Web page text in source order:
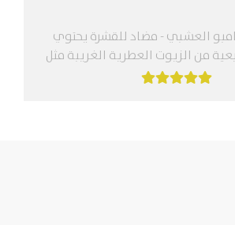
العشبي - مضاد للقشرة يحتوي
من الزيوت العطرية الغريبة مثل
وإكليل الجبل وشجرة الشاي...